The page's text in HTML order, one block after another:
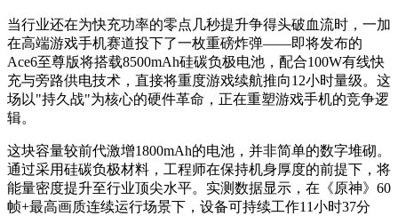
当行业还在为快充功率的零点几秒提升争得头破血流时，一加
在高端游戏手机赛道投下了一枚重磅炸弹——即将发布的
Ace6至尊版将搭载8500mAh硅碳负极电池，配合100W有线快
充与旁路供电技术，直接将重度游戏续航推向12小时量级。这
场以"持久战"为核心的硬件革命，正在重塑游戏手机的竞争逻
辑。
这块容量较前代激增1800mAh的电池，并非简单的数字堆砌。
通过采用硅碳负极材料，工程师在保持机身厚度的前提下，将
能量密度提升至行业顶尖水平。实测数据显示，在《原神》60
帧+最高画质连续运行场景下，设备可持续工作11小时37分